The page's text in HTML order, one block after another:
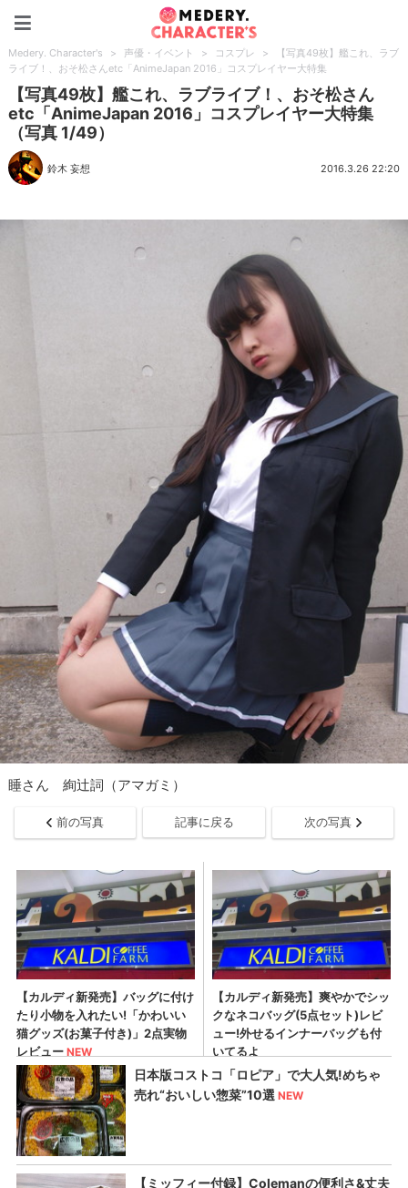
Medery. Character's > 声優・イベント > コスプレ >
【写真49枚】艦これ、ラブ
ライブ！、おそ松さんetc「AnimeJapan 2016」コスプレイヤー大特集
【写真49枚】艦これ、ラブライブ！、おそ松さん
etc「AnimeJapan 2016」コスプレイヤー大特集
（写真 1/49）
鈴木 妄想 2016.3.26 22:20
睡さん 絢辻詞（アマガミ）
前の写真 記事に戻る 次の写真